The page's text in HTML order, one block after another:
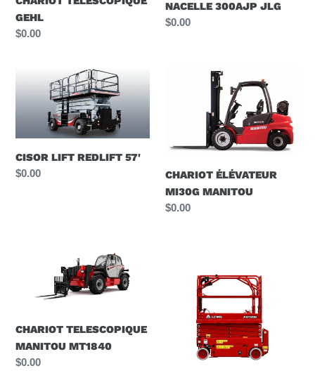
GEHL
Prix
$0.00
NACELLE 300AJP JLG
Prix
$0.00
REDLIFT
CISOR LIFT REDLIFT 57'
Prix
$0.00
CHARIOT
ÉLÉVATEUR
MANITOU
CHARIOT ÉLÉVATEUR
MI30G MANITOU
Prix
$0.00
TELESCOPIQUE
MANITOU
MT1840
CHARIOT TELESCOPIQUE
MANITOU MT1840
Prix
$0.00
INTÉRIEUR
S1932E
LGMG